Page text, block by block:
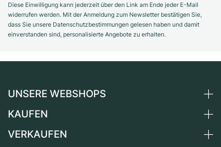
Diese Einwilligung kann jederzeit über den Link am Ende jeder E-Mail
widerrufen werden. Mit der Anmeldung zum Newsletter bestätigen Sie,
dass Sie unsere Datenschutzbestimmungen gelesen haben und damit
einverstanden sind, personalisierte Angebote zu erhalten.
UNSERE WEBSHOPS
Deutschland
KAUFEN
Alle Luxusuhren
VERKAUFEN